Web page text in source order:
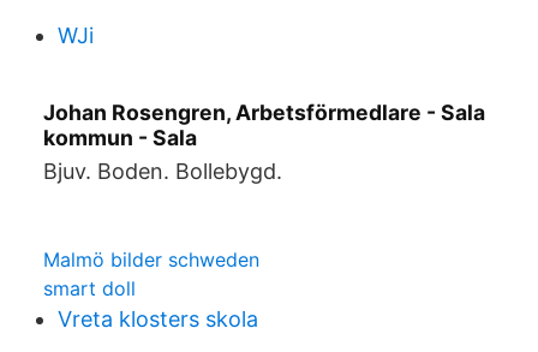
WJi
Johan Rosengren, Arbetsförmedlare - Sala
kommun - Sala
Bjuv. Boden. Bollebygd.
Malmö bilder schweden
smart doll
Vreta klosters skola